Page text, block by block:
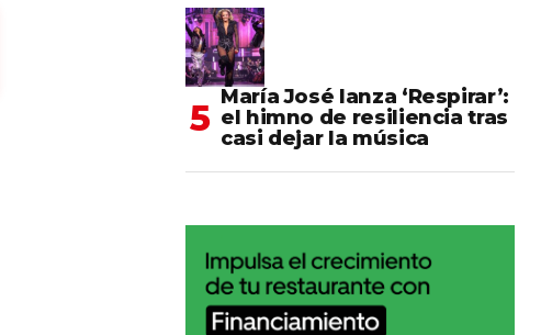
María José lanza ‘Respirar’:
el himno de resiliencia tras
casi dejar la música